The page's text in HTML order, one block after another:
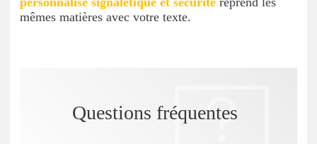
mêmes matières avec votre texte.
Questions fréquentes